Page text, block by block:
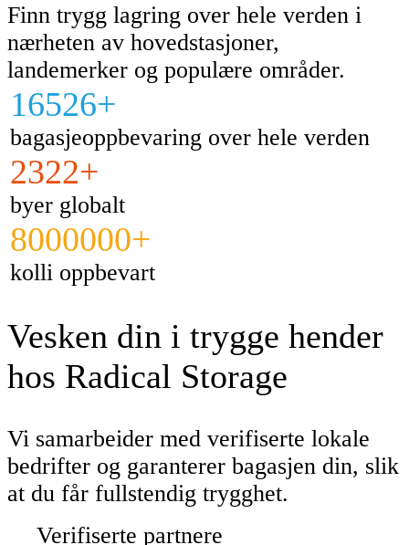
Finn trygg lagring over hele verden i
nærheten av hovedstasjoner,
landemerker og populære områder.
16526+
bagasjeoppbevaring over hele verden
2322+
byer globalt
8000000+
kolli oppbevart
Vesken din i trygge hender
hos Radical Storage
Vi samarbeider med verifiserte lokale
bedrifter og garanterer bagasjen din, slik
at du får fullstendig trygghet.
Verifiserte partnere